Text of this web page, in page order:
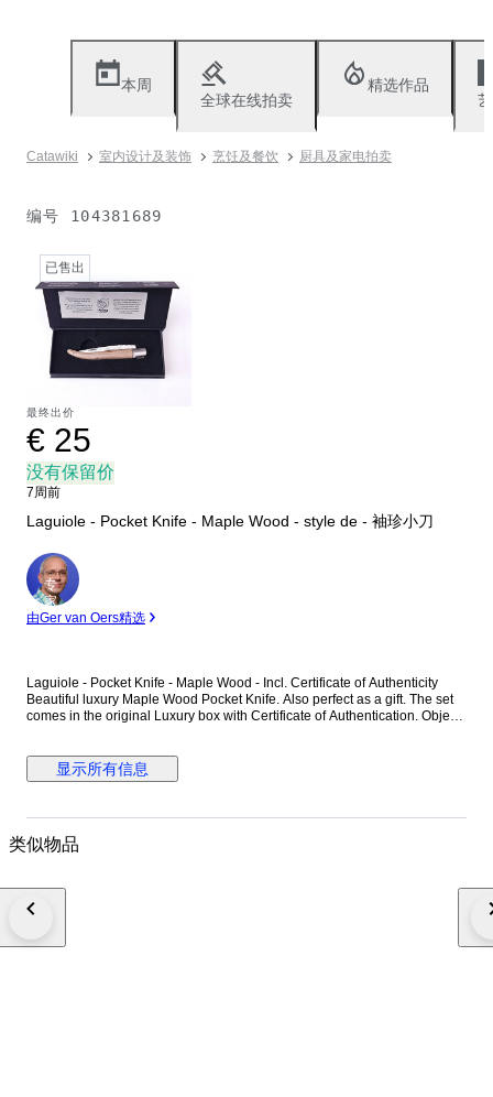
本周
全球在线拍卖
精选作品
Catawiki 室内设计及装饰 烹饪及餐饮 厨具及家电拍卖
编号 104381689
已售出
最终出价
€ 25
没有保留价
7周前
Laguiole - Pocket Knife - Maple Wood - style de - 袖珍小刀
专
家
由Ger van Oers精选
Laguiole - Pocket Knife - Maple Wood - Incl. Certificate of Authenticity
Beautiful luxury Maple Wood Pocket Knife. Also perfect as a gift. The set
comes in the original Luxury box with Certificate of Authentication. Object:
(stainless steel). Material (handle): Maple Wood. Origin: France design.
Packaging: Original luxury black storage Box. Condition: New, not used.
Laguiole knife is a high-quality traditional Occitan pocket-knife, originally
production comes from, and in the small village of Laguiole, both located
显示所有信息
类似物品